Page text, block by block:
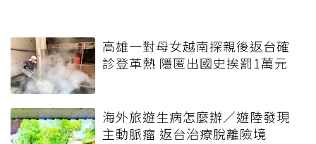
高雄一對母女越南探親後返台確
診登革熱 隱匿出國史挨罰1萬元
海外旅遊生病怎麼辦／遊陸發現
主動脈瘤 返台治療脫離險境